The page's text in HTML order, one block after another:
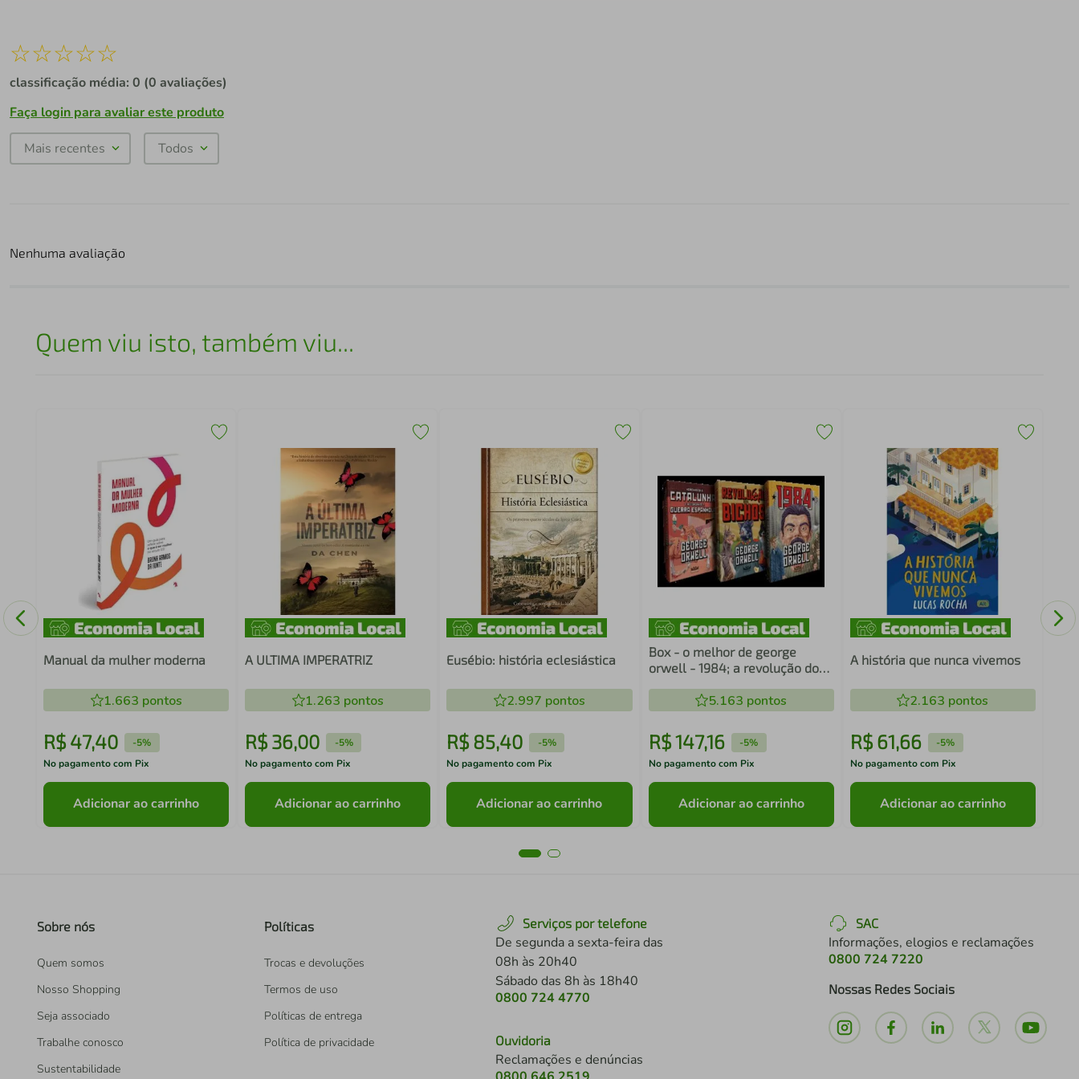
☆☆☆☆☆
classificação média: 0 (0 avaliações)
Faça login para avaliar este produto
Mais recentes Todos
Nenhuma avaliação
Quem viu isto, também viu...
Manual da mulher moderna
1.663 pontos
R$ 47,40 -5%
No pagamento com Pix
Adicionar ao carrinho
A ULTIMA IMPERATRIZ
1.263 pontos
R$ 36,00 -5%
No pagamento com Pix
Adicionar ao carrinho
Eusébio: história eclesiástica
2.997 pontos
R$85,40 -5%
No pagamento com Pix
Adicionar ao carrinho
Box - o melhor de george
orwell - 1984; a revolução dos
catalunha e guerra espanhola
5.163 pontos
R$147,16 -5%
No pagamento com Pix
Adicionar ao carrinho
A história que nunca vivemos
2.163 pontos
R$ 61,66 -5%
No pagamento com Pix
Adicionar ao carrinho
Sobre nós
Quem somos
Nosso Shopping
Seja associado
Trabalhe conosco
Sustentabilidade
Políticas
Trocas e devoluções
Termos de uso
Políticas de entrega
Política de privacidade
Serviços por telefone
De segunda a sexta-feira das
08h às 20h40
Sábado das 8h às 18h40
0800 724 4770
Ouvidoria
Reclamações e denúncias
SAC
Informações, elogios e reclamações
0800 724 7220
Nossas Redes Sociais